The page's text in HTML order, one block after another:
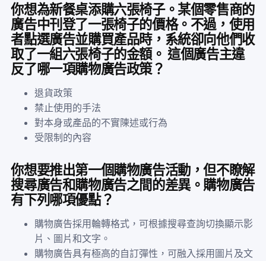
你想為新餐桌添購六張椅子。某個零售商的
廣告中刊登了一張椅子的價格。不過，使用
者點選廣告並購買產品時，系統卻向他們收
取了一組六張椅子的金額。 這個廣告主違
反了哪一項購物廣告政策？
退貨政策
禁止使用的手法
對本身或產品的不實陳述或行為
受限制的內容
你想要推出第一個購物廣告活動，但不瞭解
搜尋廣告和購物廣告之間的差異。購物廣告
有下列哪項優點？
購物廣告採用輪轉格式，可根據搜尋查詢切換顯示影
片、圖片和文字。
購物廣告具有極高的自訂彈性，可融入採用圖片及文